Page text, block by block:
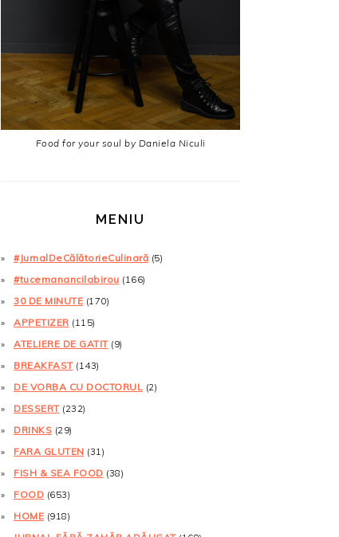
Food for your soul by Daniela Niculi
MENIU
#JurnalDeCălătorieCulinară (5)
#tucemanancilabirou (166)
30 DE MINUTE (170)
APPETIZER (115)
ATELIERE DE GATIT(9)
BREAKFAST(143)
DE VORBA CU DOCTORUL (2)
DESSERT(232)
DRINKS (29)
FARA GLUTEN (31)
FISH & SEA FOOD (38)
FOOD (653)
HOME (918)